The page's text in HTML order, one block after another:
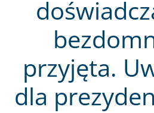
przyjęta.
dla